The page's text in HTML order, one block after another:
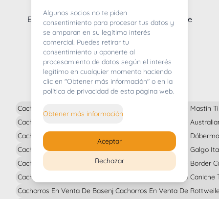
En estos momentos no tenemos camadas de
cachorros disponibles
Cachorros en venta
Cachorros En Venta De Bulldog Francés En
Cachorros En Venta De Dálmata En
Cachorros En Venta De Basenji En
Cachorros En Venta
Cachorros En
Cachorros En Venta De
Cachorros En Venta
Cachorros En Venta De
Cachorros En Venta De
Cachorros En Venta De
Algunos socios no te piden
consentimiento para procesar tus datos y
se amparan en su legítimo interés
comercial. Puedes retirar tu
consentimiento u oponerte al
procesamiento de datos según el interés
legítimo en cualquier momento haciendo
clic en "Obtener más información" o en la
política de privacidad de esta página web.
Obtener más información
Rechazar
Aceptar